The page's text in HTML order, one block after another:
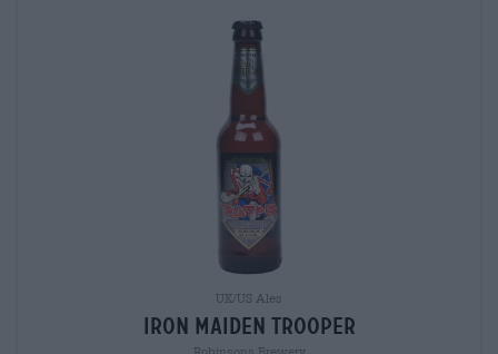
UK/US Ales
Iron Maiden Trooper